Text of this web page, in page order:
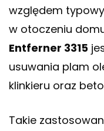
względem
w otoczeniu
Entferner 3315
usuwania plam
klinkieru oraz
Takie